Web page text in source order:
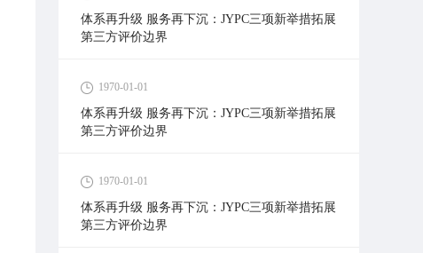
体系再升级 服务再下沉：JYPC三项新举措拓展
第三方评价边界
1970-01-01
体系再升级 服务再下沉：JYPC三项新举措拓展
第三方评价边界
1970-01-01
体系再升级 服务再下沉：JYPC三项新举措拓展
第三方评价边界